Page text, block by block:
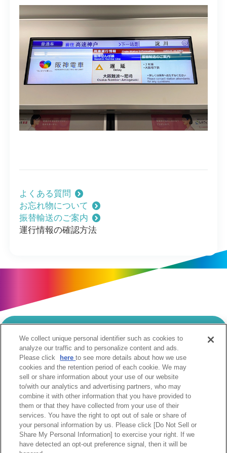
よくある質問
お忘れ物について
振替輸送のご案内
運行情報の確認方法
当サイトのご利用にあたって
個人情報の取扱いについて
Cookie設定について
ソーシャルメディア利用規約
ウェブアクセシビリティへの取組み
関係会社
サイトマップ
お問合せ
We collect unique personal identifier such as cookies to
analyze our traffic and to personalize content and ads.
Please click
hereto see more details about how we use
cookies and the retention period of each cookie. We may
sell or share information about your use of our website
to/with our analytics and advertising partners, who may
combine it with other information that you have provided to
them or that they have collected from your use of their
services. You have the right to opt out of sale or share of
your personal information by us. Please click [Do Not Sell or
Share My Personal Information] to exercise your right. If we
have detected an opt-out preference signal, then it will be